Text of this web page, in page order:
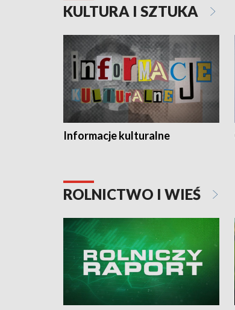
KULTURA I SZTUKA
Informacje kulturalne
ROLNICTWO I WIEŚ